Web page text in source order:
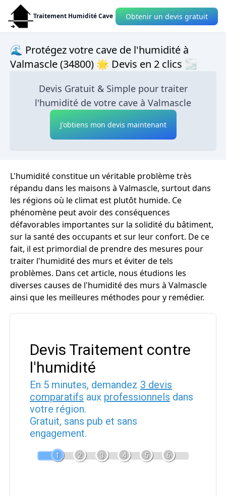
Traitement Humidité Cave Obtenir un devis gratuit
🌊 Protégez votre cave de l'humidité à
Valmascle (34800) 🌟 Devis en 2 clics 🌫
Devis Gratuit & Simple pour traiter
l'humidité de votre cave à Valmascle
J'obtiens mon devis maintenant
L'humidité constitue un véritable problème très
répandu dans les maisons à Valmascle, surtout dans
les régions où le climat est plutôt humide. Ce
phénomène peut avoir des conséquences
défavorables importantes sur la solidité du bâtiment,
sur la santé des occupants et sur leur confort. De ce
fait, il est primordial de prendre des mesures pour
traiter l'humidité des murs et éviter de tels
problèmes. Dans cet article, nous étudions les
diverses causes de l'humidité des murs à Valmascle
ainsi que les meilleures méthodes pour y remédier.
Devis Traitement contre
l'humidité
En 5 minutes, demandez 3 devis
comparatifs aux professionnels dans
votre région.
Gratuit, sans pub et sans
engagement.
1 2 3 4 5 6